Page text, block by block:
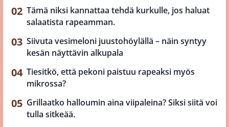
Tämä niksi kannattaa tehdä kurkulle, jos haluat
salaatista rapeamman.
Siivuta vesimeloni juustohöylällä – näin syntyy
kesän näyttävin alkupala
Tiesitkö, että pekoni paistuu rapeaksi myös
mikrossa?
Grillaatko halloumin aina viipaleina? Siksi siitä voi
tulla sitkeää.